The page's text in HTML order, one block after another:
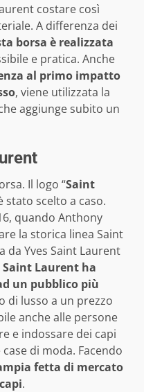
costare così
A differenza dei
borsa è realizzata
e pratica. Anche
al primo impatto
, viene utilizzata la
aggiunge subito un
Il logo “Saint
stato scelto a caso.
quando Anthony
la storica linea Saint
da Yves Saint Laurent
Saint Laurent ha
un pubblico più
di lusso a un prezzo
anche alle persone
e indossare dei capi
di moda. Facendo
fetta di mercato
.